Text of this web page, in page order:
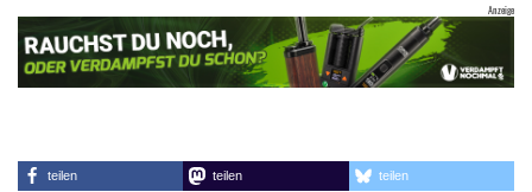
teilen teilen teilen